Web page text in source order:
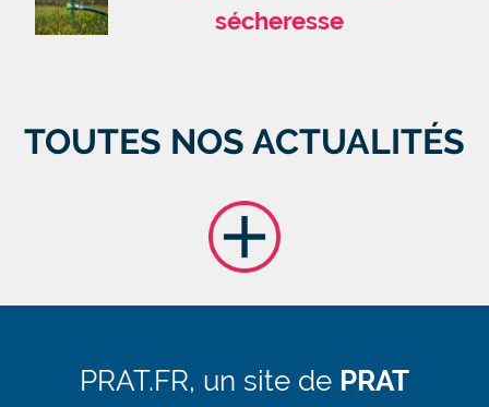
sécheresse
TOUTES NOS ACTUALITÉS
PRAT.FR, un site de PRAT